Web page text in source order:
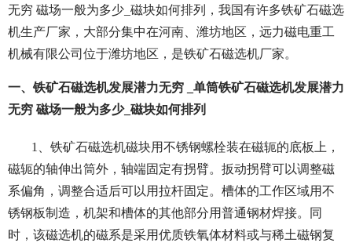
无穷 磁场一般为多少_磁块如何排列， 我国有许多铁矿石磁选
机生产厂家，大部分集中在河南、潍坊地区，远力磁电重工
机械有限公司位于潍坊地区，是铁矿石磁选机厂家。
一、铁矿石磁选机发展潜力无穷 _单筒铁矿石磁选机发展潜力
无穷 磁场一般为多少_磁块如何排列
1、铁矿石磁选机磁块用不锈钢螺栓装在磁轭的底板上，
磁轭的轴伸出筒外，轴端固定有拐臂。扳动拐臂可以调整磁
系偏角，调整合适后可以用拉杆固定。槽体的工作区域用不
锈钢板制造，机架和槽体的其他部分用普通钢材焊接。同
时，该磁选机的磁系是采用优质铁氧体材料或与稀土磁钢复